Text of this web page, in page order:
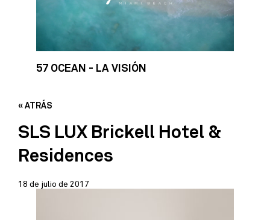
57 OCEAN - LA VISIÓN
« ATRÁS
SLS LUX Brickell Hotel &
Residences
18 de julio de 2017